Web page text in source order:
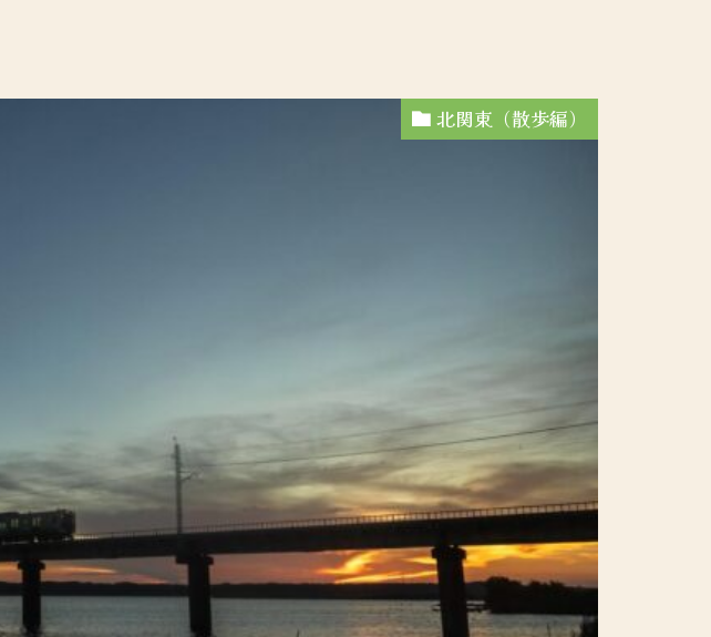
北関東（散歩編）